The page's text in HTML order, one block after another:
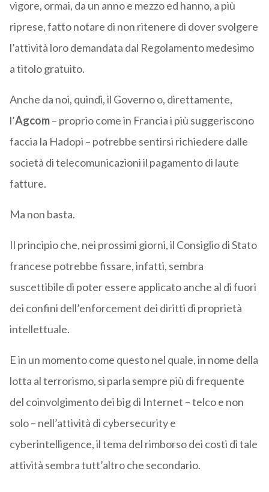
vigore, ormai, da un anno e mezzo ed hanno, a più
riprese, fatto notare di non ritenere di dover svolgere
l’attività loro demandata dal Regolamento medesimo
a titolo gratuito.
Anche da noi, quindi, il Governo o, direttamente,
l’Agcom– proprio come in Francia i più suggeriscono
faccia la Hadopi – potrebbe sentirsi richiedere dalle
società di telecomunicazioni il pagamento di laute
fatture.
Ma non basta.
Il principio che, nei prossimi giorni, il Consiglio di Stato
francese potrebbe fissare, infatti, sembra
suscettibile di poter essere applicato anche al di fuori
dei confini dell’enforcement dei diritti di proprietà
intellettuale.
E in un momento come questo nel quale, in nome della
lotta al terrorismo, si parla sempre più di frequente
del coinvolgimento dei big di Internet – telco e non
solo – nell’attività di cybersecurity e
cyberintelligence, il tema del rimborso dei costi di tale
attività sembra tutt’altro che secondario.